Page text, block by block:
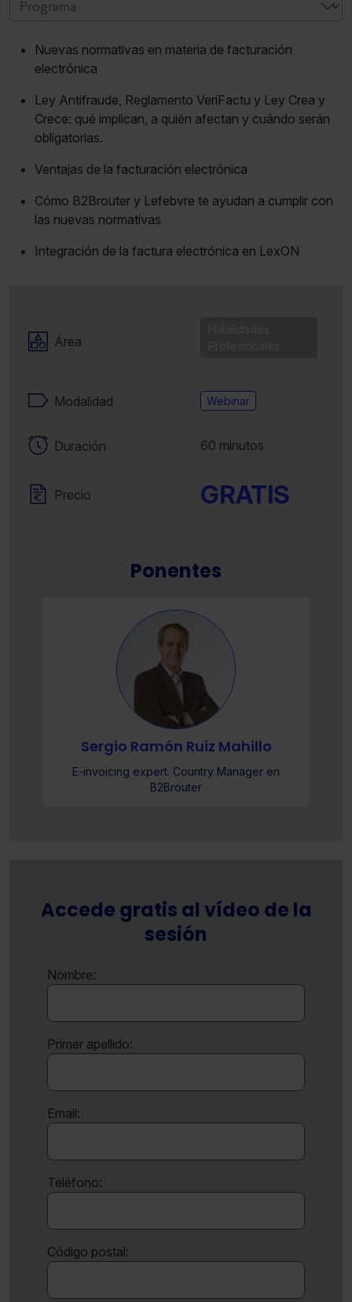
Nuevas normativas en materia de facturación
electrónica
Ley Antifraude, Reglamento VeriFactu y Ley Crea y
Crece: qué implican, a quién afectan y cuándo serán
obligatorias.
Ventajas de la facturación electrónica
Cómo B2Brouter y Lefebvre te ayudan a cumplir con
las nuevas normativas
Integración de la factura electrónica en LexON
Área
Modalidad Webinar
Duración 60 minutos
Precio GRATIS
Ponentes
Sergio Ramón Ruiz Mahillo
E-invoicing expert. Country Manager en
B2Brouter
Accede gratis al vídeo de la
sesión
Nombre:
Primer apellido:
Email:
Teléfono:
Código postal: